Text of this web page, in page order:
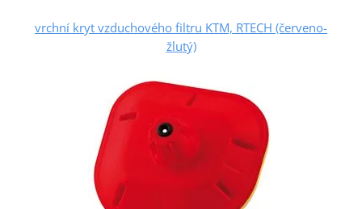
vrchní kryt vzduchového filtru KTM, RTECH (červeno-
žlutý)